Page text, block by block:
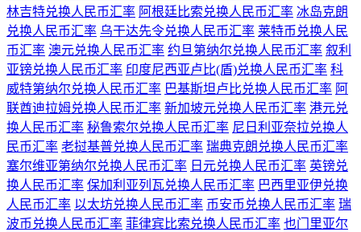
林吉特兑换人民币汇率 阿根廷比索兑换人民币汇率 冰岛克朗
兑换人民币汇率 乌干达先令兑换人民币汇率 莱特币兑换人民
币汇率 澳元兑换人民币汇率 约旦第纳尔兑换人民币汇率 叙利
亚镑兑换人民币汇率 印度尼西亚卢比(盾)兑换人民币汇率 科
威特第纳尔兑换人民币汇率 巴基斯坦卢比兑换人民币汇率 阿
联酋迪拉姆兑换人民币汇率 新加坡元兑换人民币汇率 港元兑
换人民币汇率 秘鲁索尔兑换人民币汇率 尼日利亚奈拉兑换人
民币汇率 老挝基普兑换人民币汇率 瑞典克朗兑换人民币汇率
塞尔维亚第纳尔兑换人民币汇率 日元兑换人民币汇率 英镑兑
换人民币汇率 保加利亚列瓦兑换人民币汇率 巴西里亚伊兑换
人民币汇率 以太坊兑换人民币汇率 币安币兑换人民币汇率 瑞
波币兑换人民币汇率 菲律宾比索兑换人民币汇率 也门里亚尔